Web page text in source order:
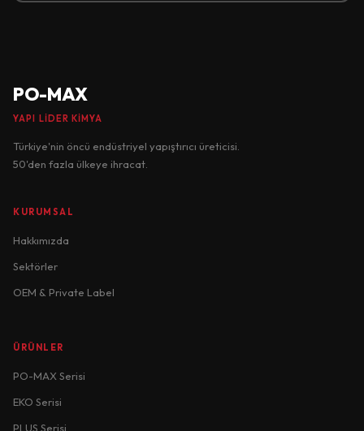
PO-MAX
YAPI LIDER KIMYA
Türkiye'nin öncü endüstriyel yapıştırıcı üreticisi.
50'den fazla ülkeye ihracat.
KURUMSAL
Hakkımızda
Sektörler
OEM & Private Label
ÜRÜNLER
PO-MAX Serisi
EKO Serisi
PLUS Serisi